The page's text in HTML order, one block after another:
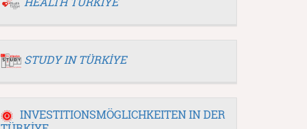
STUDY IN TÜRKİYE
INVESTITIONSMÖGLICHKEITEN IN DER